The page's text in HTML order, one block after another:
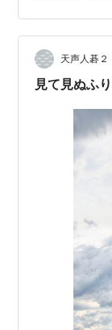
天声人碁２
見て見ぬふり